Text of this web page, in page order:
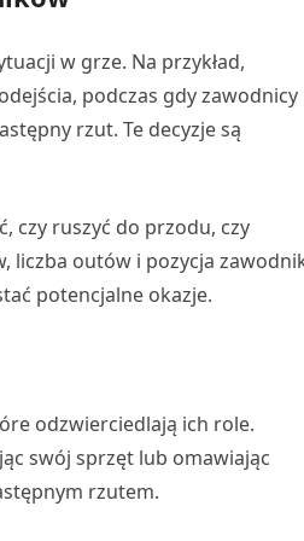
w grze. Na przykład,
podczas gdy zawodnicy
rzut. Te decyzje są
czy ruszyć do przodu, czy
liczba outów i pozycja
potencjalne okazje.
odzwierciedlają ich role.
swój sprzęt lub omawiając
rzutem.